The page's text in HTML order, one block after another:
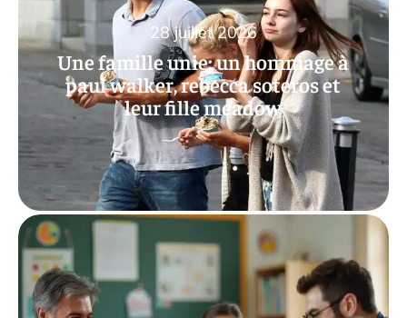
Une famille unie: un hommage à
paul walker, rebecca soteros et
leur fille meadow
28 juillet 2026